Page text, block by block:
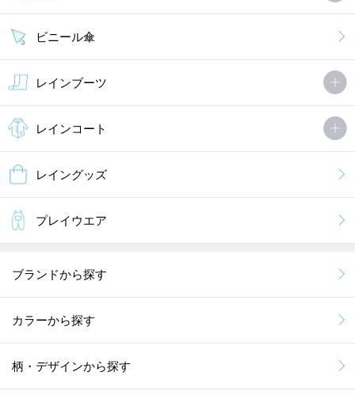
ビニール傘
レインブーツ
レインコート
レイングッズ
プレイウエア
ブランドから探す
カラーから探す
柄・デザインから探す